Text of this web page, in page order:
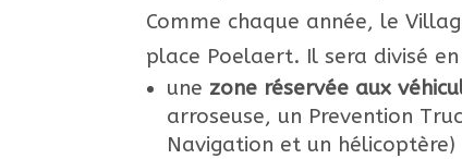
Comme chaque année, le
place Poelaert. Il sera divisé
une zone réservée aux
arroseuse, un Prevention
Navigation et un hélicoptère)